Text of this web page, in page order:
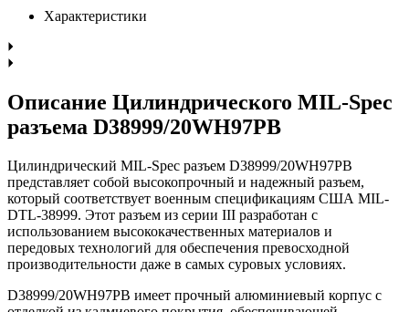
Характеристики
Описание Цилиндрического MIL-Spec
разъема D38999/20WH97PB
Цилиндрический MIL-Spec разъем D38999/20WH97PB
представляет собой высокопрочный и надежный разъем,
который соответствует военным спецификациям США MIL-
DTL-38999. Этот разъем из серии III разработан с
использованием высококачественных материалов и
передовых технологий для обеспечения превосходной
производительности даже в самых суровых условиях.
D38999/20WH97PB имеет прочный алюминиевый корпус с